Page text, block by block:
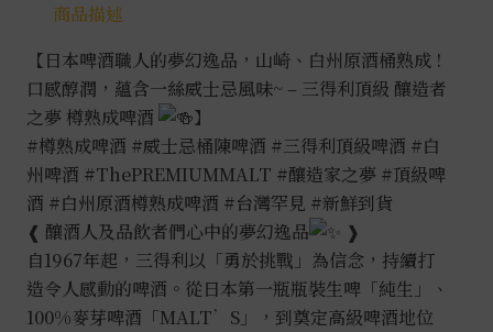
州
原
酒
樽
熟
成
啤
酒
0.715L
數
商品描述
【日本啤酒職人的夢幻逸品，山崎、白州原酒桶熟成 !
口感醇潤，蘊含一絲威士忌風味~ – 三得利頂級 釀造者
之夢 樽熟成啤酒
】
#樽熟成啤酒 #威士忌桶陳啤酒 #三得利頂級啤酒 #白
州啤酒 #ThePREMIUMMALT #釀造家之夢 #頂級啤
酒 #白州原酒樽熟成啤酒 #台灣罕見 #新鮮到貨
❰ 釀酒人及品飲者們心中的夢幻逸品
❱
自1967年起，三得利以「勇於挑戰」為信念，持續打
造令人感動的啤酒。從日本第一瓶瓶裝生啤「純生」、
100%麥芽啤酒「MALT’S」，到奠定高級啤酒地位